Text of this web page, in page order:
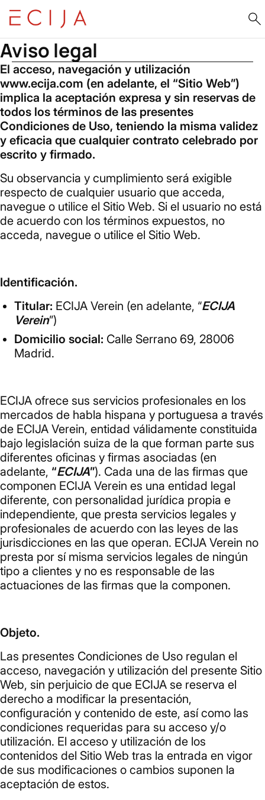
Saltar al contenido
Home Aviso legal
Aviso legal
El acceso, navegación y utilización
www.ecija.com (en adelante, el “Sitio Web”)
implica la aceptación expresa y sin reservas de
todos los términos de las presentes
Condiciones de Uso, teniendo la misma validez
y eficacia que cualquier contrato celebrado por
escrito y firmado.
Su observancia y cumplimiento será exigible
respecto de cualquier usuario que acceda,
navegue o utilice el Sitio Web. Si el usuario no está
de acuerdo con los términos expuestos, no
acceda, navegue o utilice el Sitio Web.
Identificación.
Titular: ECIJA Verein (en adelante, “ECIJA
Verein”)
Domicilio social: Calle Serrano 69, 28006
Madrid.
ECIJA ofrece sus servicios profesionales en los
mercados de habla hispana y portuguesa a través
de ECIJA Verein, entidad válidamente constituida
bajo legislación suiza de la que forman parte sus
diferentes oficinas y firmas asociadas (en
adelante, “ECIJA”). Cada una de las firmas que
componen ECIJA Verein es una entidad legal
diferente, con personalidad jurídica propia e
independiente, que presta servicios legales y
profesionales de acuerdo con las leyes de las
jurisdicciones en las que operan. ECIJA Verein no
presta por sí misma servicios legales de ningún
tipo a clientes y no es responsable de las
actuaciones de las firmas que la componen.
Objeto.
Las presentes Condiciones de Uso regulan el
acceso, navegación y utilización del presente Sitio
Web, sin perjuicio de que ECIJA se reserva el
derecho a modificar la presentación,
configuración y contenido de este, así como las
condiciones requeridas para su acceso y/o
utilización. El acceso y utilización de los
contenidos del Sitio Web tras la entrada en vigor
de sus modificaciones o cambios suponen la
aceptación de estos.